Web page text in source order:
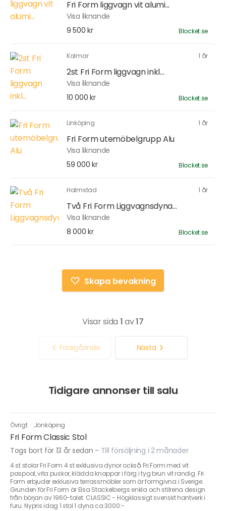
Fri Form liggvagn vit alumi...
Visa liknande
9 500 kr
Blocket.se
Kalmar 1 år
2st Fri Form liggvagn inkl...
Visa liknande
10 000 kr
Blocket.se
Linköping 1 år
Fri Form utemöbelgrupp Alu
Visa liknande
59 000 kr
Blocket.se
Halmstad 1 år
Två Fri Form Liggvagnsdyna...
Visa liknande
8 000 kr
Blocket.se
Skapa bevakning
Visar sida 1av17
Föregående Nästa
Tidigare annonser till salu
Övrigt · Jönköping
Fri Form Classic Stol
Togs bort för 13 år sedan - Till försäljning i 2 månader
4 st stolar Fri Form 4 st exklusiva dynor också Fri Form med vit
paspoal, vita puskor, klädda knappar i färg i tyg brun vit randig. Fri
Form erbjuder exklusiva terrassmöbler som är formgivna i Sverige.
Grunden för Fri Form är Elsa Stackelbergs enkla och stilrena design
från början av 1960-talet. CLASSIC - Högklassigt svenskt hantverk i
furu. Nypris idag 1 stol 1 dyna ca 3000:-